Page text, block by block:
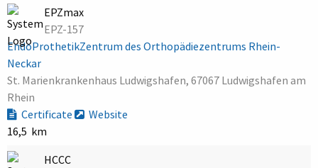
EPZmax
EPZ-157
EndoProthetikZentrum des Orthopädiezentrums Rhein-
Neckar
St. Marienkrankenhaus Ludwigshafen, 67067 Ludwigshafen am
Rhein
Certificate
Website
16,5 km
HCCC